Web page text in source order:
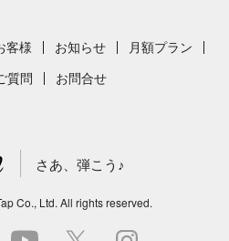
客様 お知らせ 月額プラン
質問 お問合せ
さあ、弾こう♪
Co., Ltd. All rights reserved.